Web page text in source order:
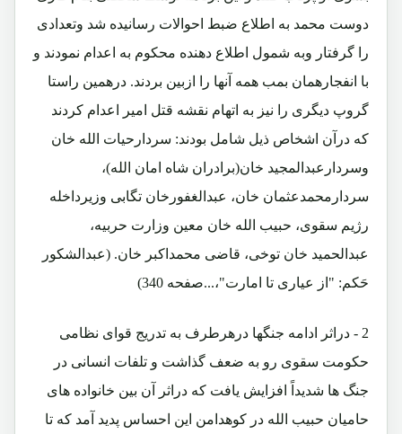
دوست محمد به اطلاع ضبط احوالات رسانیده شد وتعدادی
را گرفتار وبه شمول اطلاع دهنده محکوم به اعدام نمودند و
با انفجارهمان بمب همه آنها را ازبین بردند. درهمین راستا
گروپ دیگری را نیز به اتهام نقشه قتل امیر اعدام کردند
که درآن اشخاص ذیل شامل بودند: سردارحیات الله خان
وسردارعبدالمجید خان(برادران شاه امان الله)،
سردارمحمدعثمان خان، عبدالغفورخان تگابی وزیرداخله
رژیم سقوی، حبیب الله خان معین وزارت حربیه،
عبدالحمید خان توخی، قاضی محمداکبر خان. (عبدالشکور
حَکم: "از عیاری تا امارت"،...صفحه 340)
2 - دراثر ادامه جنگها درهرطرف به تدریج قوای نظامی
حکومت سقوی رو به ضعف گذاشت و تلفات انسانی در
جنگ ها شدیداً افزایش یافت که دراثر آن بین خانواده های
حامیان حبیب الله در کوهدامن این احساس پدید آمد که تا